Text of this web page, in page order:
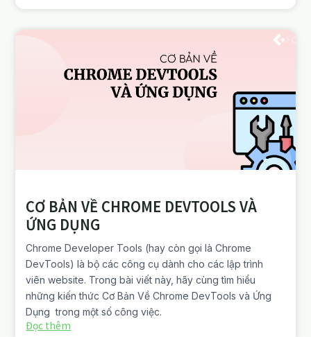
CƠ BẢN VỀ CHROME DEVTOOLS VÀ
ỨNG DỤNG
Chrome Developer Tools (hay còn gọi là Chrome
DevTools) là bộ các công cụ dành cho các lập trình
viên website. Trong bài viết này, hãy cùng tìm hiểu
những kiến thức Cơ Bản Về Chrome DevTools và Ứng
Dụng trong một số công việc.
Đọc thêm